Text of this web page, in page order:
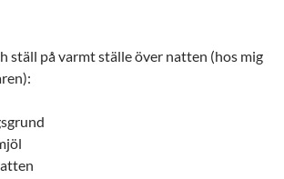
ställ på varmt ställe över natten (hos mig